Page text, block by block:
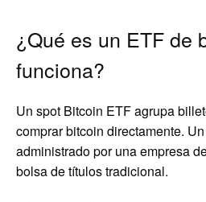
¿Qué es un ETF de
funciona?
Un spot Bitcoin ETF agrupa
comprar bitcoin directamente.
administrado por una empresa
bolsa de títulos tradicional.